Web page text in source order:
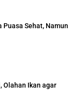
Puasa Sehat, Namun
Olahan Ikan agar